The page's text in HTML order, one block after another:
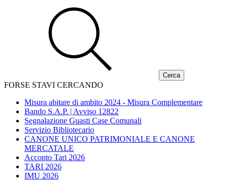
FORSE STAVI CERCANDO
Misura abitare di ambito 2024 - Misura Complementare
Bando S.A.P. | Avviso 12822
Segnalazione Guasti Case Comunali
Servizio Bibliotecario
CANONE UNICO PATRIMONIALE E CANONE
MERCATALE
Acconto Tari 2026
TARI 2026
IMU 2026